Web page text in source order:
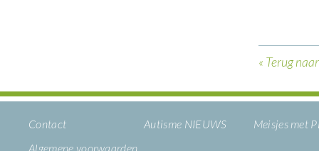
« Terug
Contact
Algemene voorwaarden
Autisme NIEUWS Meisjes met